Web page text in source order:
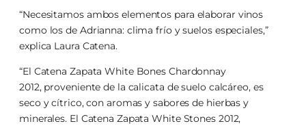
“Necesitamos ambos elementos para elaborar vinos
como los de Adrianna: clima frío y suelos especiales,”
explica Laura Catena.
“El Catena Zapata White Bones Chardonnay
2012, proveniente de la calicata de suelo calcáreo, es
seco y cítrico, con aromas y sabores de hierbas y
minerales. El Catena Zapata White Stones 2012,